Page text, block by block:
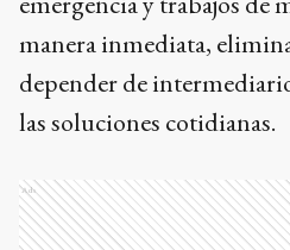
manera inmediata,
depender de
las soluciones cotidianas.
Ads